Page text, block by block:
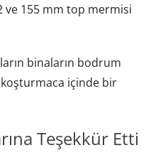
ve 155 mm top mermisi
binaların bodrum
koşturmaca içinde bir
Teşekkür Etti